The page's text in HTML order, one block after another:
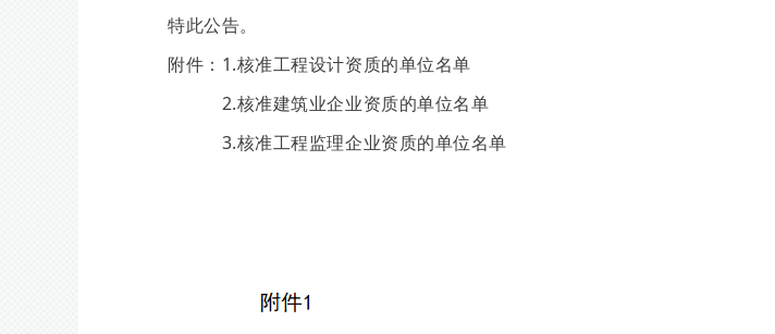
特此公告。
附件：1.核准工程设计资质的单位名单
2.核准建筑业企业资质的单位名单
3.核准工程监理企业资质的单位名单